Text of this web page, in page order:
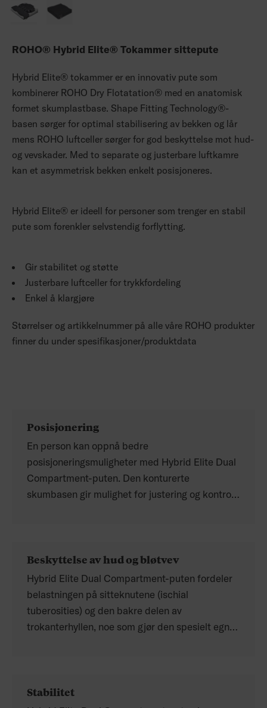
ROHO® Hybrid Elite® Tokammer sittepute
Hybrid Elite® tokammer er en innovativ pute som
kombinerer ROHO Dry Flotatation® med en anatomisk
formet skumplastbase. Shape Fitting Technology®-
basen sørger for optimal stabilisering av bekken og lår
mens ROHO luftceller sørger for god beskyttelse mot hud-
og vevskader. Med to separate og justerbare luftkamre
kan et asymmetrisk bekken enkelt posisjoneres.
Hybrid Elite® er ideell for personer som trenger en stabil
pute som forenkler selvstendig forflytting.
Gir stabilitet og støtte
Justerbare luftceller for trykkfordeling
Enkel å klargjøre
Størrelser og artikkelnummer på alle våre ROHO produkter
finner du under spesifikasjoner/produktdata
Posisjonering
En person kan oppnå bedre
posisjoneringsmuligheter med Hybrid Elite Dual
Compartment-puten. Den konturerte
skumbasen gir mulighet for justering og kontroll
Beskyttelse av hud og bløtvev
Hybrid Elite Dual Compartment-puten fordeler
belastningen på sitteknutene (ischial
tuberosities) og den bakre delen av
trokanterhyllen, noe som gjør den spesielt egnet
brukerens kroppsform. Den doble
Stabilitet